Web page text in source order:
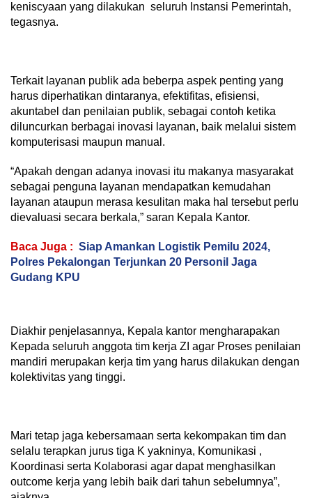
keniscyaan yang dilakukan seluruh Instansi Pemerintah,
tegasnya.
Terkait layanan publik ada beberpa aspek penting yang
harus diperhatikan dintaranya, efektifitas, efisiensi,
akuntabel dan penilaian publik, sebagai contoh ketika
diluncurkan berbagai inovasi layanan, baik melalui sistem
komputerisasi maupun manual.
“Apakah dengan adanya inovasi itu makanya masyarakat
sebagai penguna layanan mendapatkan kemudahan
layanan ataupun merasa kesulitan maka hal tersebut perlu
dievaluasi secara berkala,” saran Kepala Kantor.
Baca Juga : Siap Amankan Logistik Pemilu 2024,
Polres Pekalongan Terjunkan 20 Personil Jaga
Gudang KPU
Diakhir penjelasannya, Kepala kantor mengharapakan
Kepada seluruh anggota tim kerja ZI agar Proses penilaian
mandiri merupakan kerja tim yang harus dilakukan dengan
kolektivitas yang tinggi.
Mari tetap jaga kebersamaan serta kekompakan tim dan
selalu terapkan jurus tiga K yakninya, Komunikasi ,
Koordinasi serta Kolaborasi agar dapat menghasilkan
outcome kerja yang lebih baik dari tahun sebelumnya”,